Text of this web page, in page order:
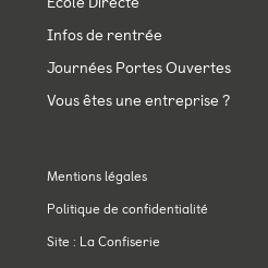
Infos de rentrée
Journées Portes Ouvertes
Vous êtes une entreprise ?
Mentions légales
Politique de confidentialité
Site : La Confiserie